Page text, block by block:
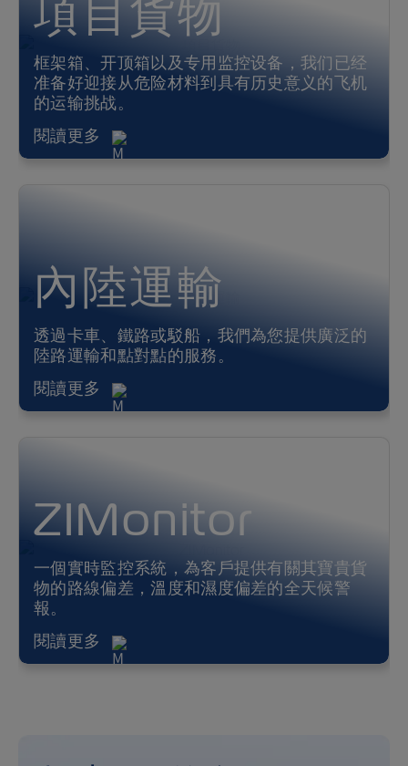
項目貨物
框架箱、开顶箱以及专用监控设备，我们已经
准备好迎接从危险材料到具有历史意义的飞机
的运输挑战。
閱讀更多
內陸運輸
透過卡車、鐵路或駁船，我們為您提供廣泛的
陸路運輸和點對點的服務。
閱讀更多
ZIMonitor
一個實時監控系統，為客戶提供有關其寶貴貨
物的路線偏差，溫度和濕度偏差的全天候警
報。
閱讀更多